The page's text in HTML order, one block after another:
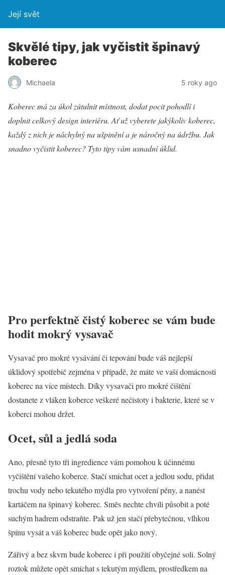
Její svět
Skvělé tipy, jak vyčistit špinavý
koberec
Michaela 5 roky ago
Koberec má za úkol zútulnit místnost, dodat pocit pohodlí i
doplnit celkový design interiéru. Ať už vyberete jakýkoliv koberec,
každý z nich je náchylný na ušpinění a je náročný na údržbu. Jak
snadno vyčistit koberec? Tyto tipy vám usnadní úklid.
Pro perfektně čistý koberec se vám bude
hodit mokrý vysavač
Vysavač pro mokré vysávání či tepování bude váš nejlepší
úklidový spotřebič zejména v případě, že máte ve vaší domácnosti
koberec na více místech. Díky vysavači pro mokré čištění
dostanete z vláken koberce veškeré nečistoty i bakterie, které se v
koberci mohou držet.
Ocet, sůl a jedlá soda
Ano, přesně tyto tři ingredience vám pomohou k účinnému
vyčištění vašeho koberce. Stačí smíchat ocet a jedlou sodu, přidat
trochu vody nebo tekutého mýdla pro vytvoření pěny, a nanést
kartáčem na špinavý koberec. Směs nechte chvíli působit a poté
suchým hadrem odstraňte. Pak už jen stačí přebytečnou, vlhkou
špínu vysát a váš koberec bude opět jako nový.
Zářivý a bez skvrn bude koberec i při použití obyčejné soli. Solný
roztok můžete opět smíchat s tekutým mýdlem, prostředkem na